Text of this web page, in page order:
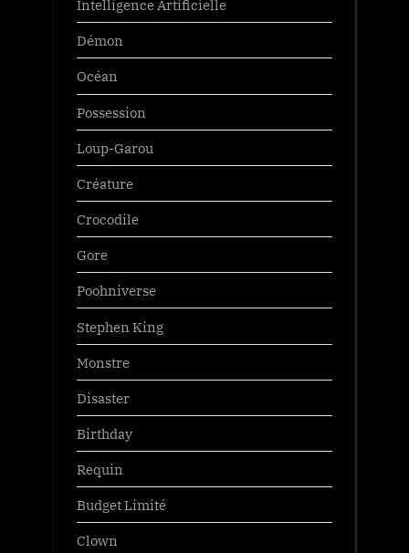
Intelligence Artificielle
Démon
Océan
Possession
Loup-Garou
Créature
Crocodile
Gore
Poohniverse
Stephen King
Monstre
Disaster
Birthday
Requin
Budget Limité
Clown